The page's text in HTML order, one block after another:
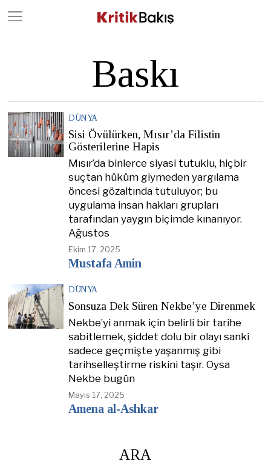
Baskı
DÜNYA
Sisi Övülürken, Mısır’da Filistin
Gösterilerine Hapis
Mısır’da binlerce siyasi tutuklu, hiçbir
suçtan hüküm giymeden yargılama
öncesi gözaltında tutuluyor; bu
uygulama insan hakları grupları
tarafından yaygın biçimde kınanıyor.
Ağustos
Ekim 17, 2025
Mustafa Amin
DÜNYA
Sonsuza Dek Süren Nekbe’ye Direnmek
Nekbe’yi anmak için belirli bir tarihe
sabitlemek, şiddet dolu bir olayı sanki
sadece geçmişte yaşanmış gibi
tarihselleştirme riskini taşır. Oysa
Nekbe bugün
Mayıs 17, 2025
Amena al-Ashkar
ARA